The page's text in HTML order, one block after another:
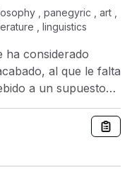
, panegyric , art ,
, linguistics
ha considerado
al que le falta
a un supuesto
Según
a
del análisis de